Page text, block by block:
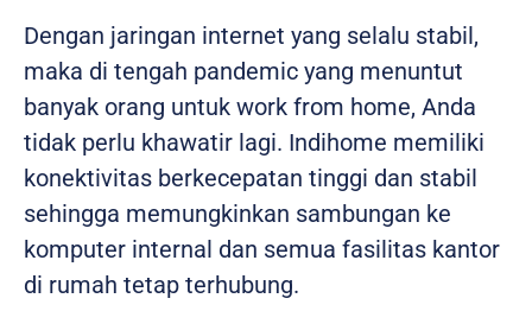
Dengan jaringan internet yang selalu stabil,
maka di tengah pandemic yang menuntut
banyak orang untuk work from home, Anda
tidak perlu khawatir lagi. Indihome memiliki
konektivitas berkecepatan tinggi dan stabil
sehingga memungkinkan sambungan ke
komputer internal dan semua fasilitas kantor
di rumah tetap terhubung.